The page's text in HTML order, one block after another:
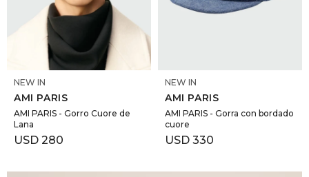
SELECCIONAR TALLE
NEW IN
AMI PARIS
AMI PARIS - Gorro Cuore de
Lana
USD 280
NEW IN
AMI PARIS
AMI PARIS - Gorra con bordado
cuore
USD 330